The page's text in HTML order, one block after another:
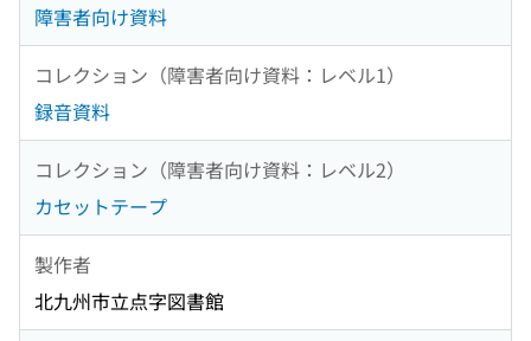
障害者向け資料
コレクション（障害者向け資料：レベル1）
録音資料
コレクション（障害者向け資料：レベル2）
カセットテープ
製作者
北九州市立点字図書館